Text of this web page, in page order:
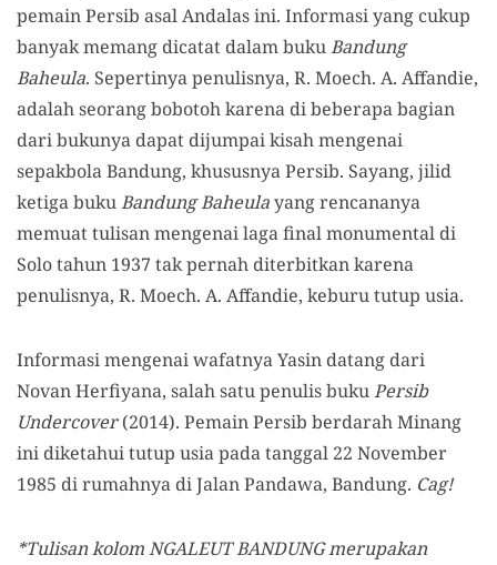
pemain Persib asal Andalas ini. Informasi yang cukup
banyak memang dicatat dalam bukuBandung
Baheula. Sepertinya penulisnya, R. Moech. A. Affandie,
adalah seorang bobotoh karena di beberapa bagian
dari bukunya dapat dijumpai kisah mengenai
sepakbola Bandung, khususnya Persib. Sayang, jilid
ketiga bukuBandung Baheulayang rencananya
memuat tulisan mengenai laga final monumental di
Solo tahun 1937 tak pernah diterbitkan karena
penulisnya, R. Moech. A. Affandie, keburu tutup usia.
Informasi mengenai wafatnya Yasin datang dari
Novan Herfiyana, salah satu penulis bukuPersib
Undercover(2014). Pemain Persib berdarah Minang
ini diketahui tutup usia pada tanggal 22 November
1985 di rumahnya di Jalan Pandawa, Bandung. Cag!
*Tulisan kolom NGALEUT BANDUNG merupakan